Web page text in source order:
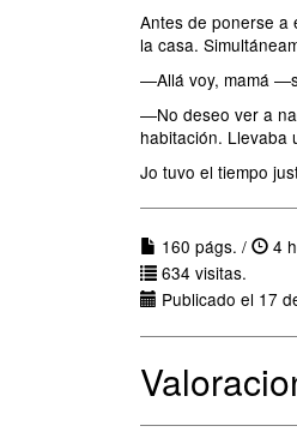
Antes de ponerse a
la casa.
―Allá voy, mamá
―No deseo ver a
habitación. Llevaba
Jo tuvo el tiempo
160 págs. /
4
634 visitas.
Publicado el 17